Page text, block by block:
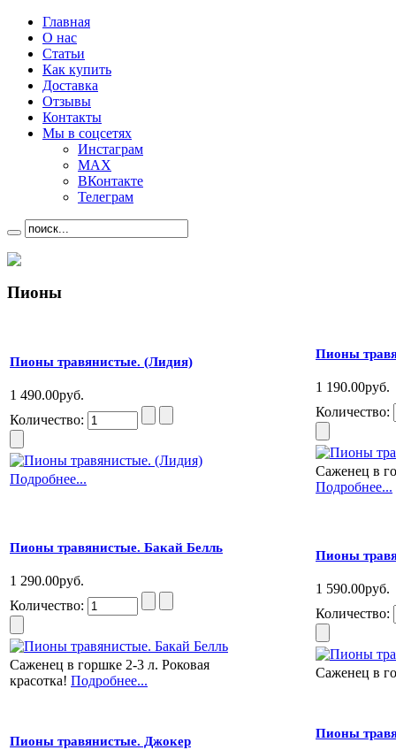
Главная
О нас
Статьи
Как купить
Доставка
Отзывы
Контакты
Мы в соцсетях
Инстаграм
MAX
ВКонтакте
Телеграм
Пионы
Пионы травянистые. (Лидия)
1 490.00руб.
Количество:
Подробнее...
Пионы
1 190.00руб.
Количество:
Саженец в
Подробнее...
Пионы травянистые. Бакай Белль
1 290.00руб.
Количество:
Саженец в горшке 2-3 л. Роковая
красотка! Подробнее...
Пионы
1 590.00руб.
Количество:
Саженец в
Пионы травянистые. Джокер
Пионы